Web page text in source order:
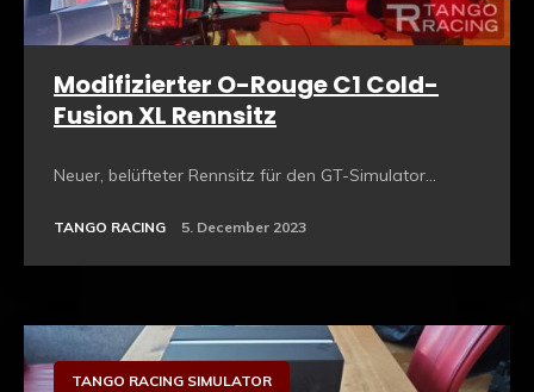
Modifizierter O-Rouge C1 Cold-
Fusion XL Rennsitz
Neuer, belüfteter Rennsitz für den GT-Simulator...
TANGO RACING 5. December 2023
Sim Racing Hardware
TANGO RACING SIMULATOR